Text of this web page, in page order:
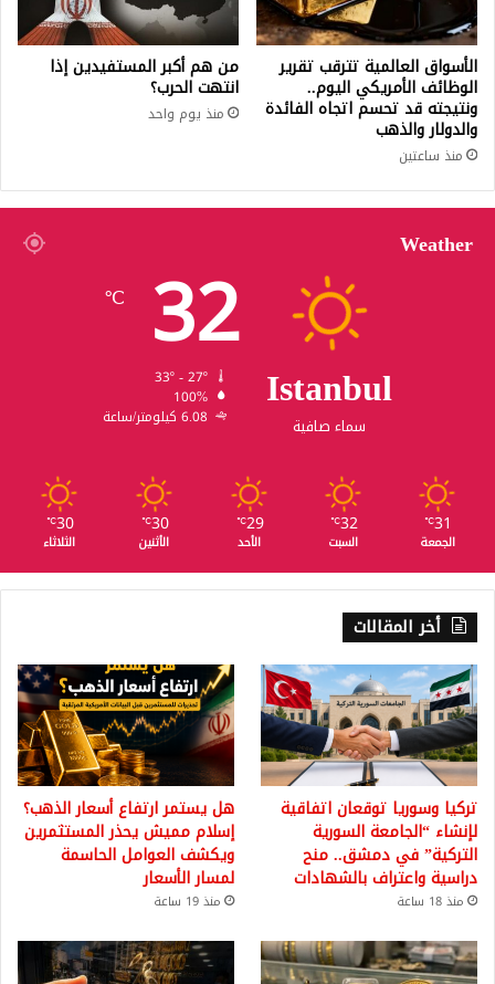
الأسواق العالمية تترقب تقرير
الوظائف الأمريكي اليوم..
ونتيجته قد تحسم اتجاه الفائدة
والدولار والذهب
منذ ساعتين
من هم أكبر المستفيدين إذا
انتهت الحرب؟
منذ يوم واحد
Weather
Istanbul
سماء صافية
32
℃
100%
6.08 كيلومتر/ساعة
31
℃
الجمعة
32
℃
السبت
29
℃
الأحد
30
℃
الأثنين
30
℃
الثلاثاء
أخر المقالات
تركيا وسوريا توقعان اتفاقية
لإنشاء “الجامعة السورية
التركية” في دمشق.. منح
دراسية واعتراف بالشهادات
منذ 18 ساعة
هل يستمر ارتفاع أسعار الذهب؟
إسلام مميش يحذر المستثمرين
ويكشف العوامل الحاسمة
لمسار الأسعار
منذ 19 ساعة